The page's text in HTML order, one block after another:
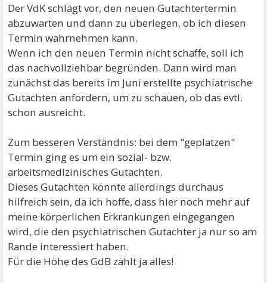
Der VdK schlägt vor, den neuen Gutachtertermin
abzuwarten und dann zu überlegen, ob ich diesen
Termin wahrnehmen kann.
Wenn ich den neuen Termin nicht schaffe, soll ich
das nachvollziehbar begründen. Dann wird man
zunächst das bereits im Juni erstellte psychiatrische
Gutachten anfordern, um zu schauen, ob das evtl.
schon ausreicht.
Zum besseren Verständnis: bei dem "geplatzen"
Termin ging es um ein sozial- bzw.
arbeitsmedizinisches Gutachten.
Dieses Gutachten könnte allerdings durchaus
hilfreich sein, da ich hoffe, dass hier noch mehr auf
meine körperlichen Erkrankungen eingegangen
wird, die den psychiatrischen Gutachter ja nur so am
Rande interessiert haben.
Für die Höhe des GdB zählt ja alles!